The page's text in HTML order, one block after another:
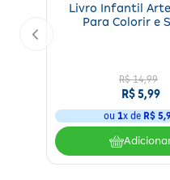
Livro Infantil
Para Colorir e
R$ 14,99
R$ 5,99
ou1x de R$ 5,